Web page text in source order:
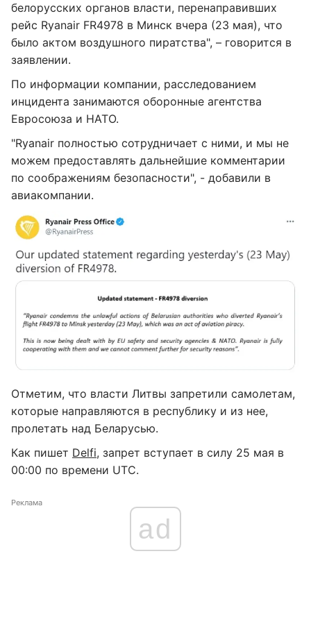
белорусских органов власти, перенаправивших
рейс Ryanair FR4978 в Минск вчера (23 мая), что
было актом воздушного пиратства", – говорится в
заявлении.
По информации компании, расследованием
инцидента занимаются оборонные агентства
Евросоюза и НАТО.
"Ryanair полностью сотрудничает с ними, и мы не
можем предоставлять дальнейшие комментарии
по соображениям безопасности", - добавили в
авиакомпании.
Отметим, что власти Литвы запретили самолетам,
которые направляются в республику и из нее,
пролетать над Беларусью.
Как пишет Delfi, запрет вступает в силу 25 мая в
00:00 по времени UTC.
Реклама
ad